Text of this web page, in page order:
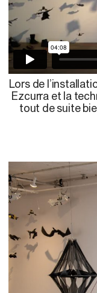
Lors de
Ezcurra et la
tout de suite